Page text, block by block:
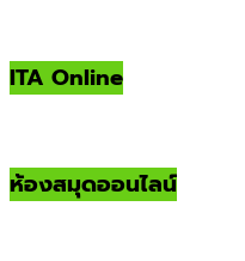
ITA Online
ห้องสมุดออนไลน์